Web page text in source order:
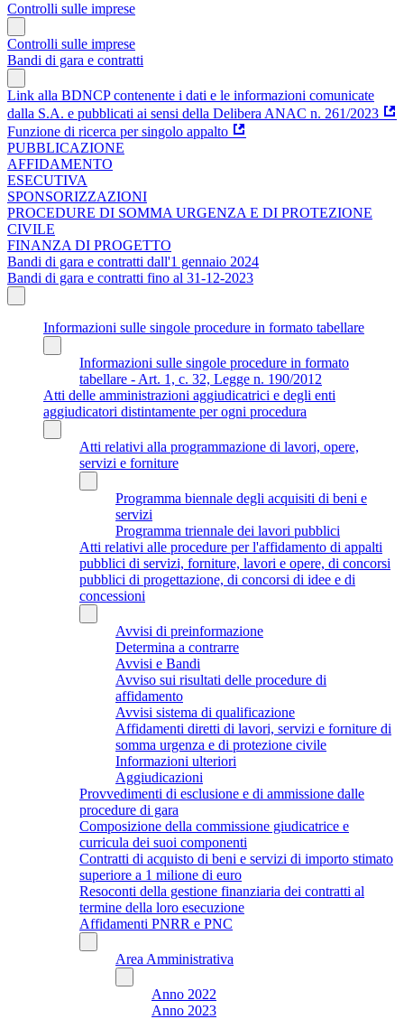
Controlli sulle imprese
Controlli sulle imprese
Bandi di gara e contratti
Link alla BDNCP contenente i dati e le informazioni comunicate
dalla S.A. e pubblicati ai sensi della Delibera ANAC n. 261/2023
Funzione di ricerca per singolo appalto
PUBBLICAZIONE
AFFIDAMENTO
ESECUTIVA
SPONSORIZZAZIONI
PROCEDURE DI SOMMA URGENZA E DI PROTEZIONE
CIVILE
FINANZA DI PROGETTO
Bandi di gara e contratti dall'1 gennaio 2024
Bandi di gara e contratti fino al 31-12-2023
Informazioni sulle singole procedure in formato tabellare
Informazioni sulle singole procedure in formato
tabellare - Art. 1, c. 32, Legge n. 190/2012
Atti delle amministrazioni aggiudicatrici e degli enti
aggiudicatori distintamente per ogni procedura
Atti relativi alla programmazione di lavori, opere,
servizi e forniture
Programma biennale degli acquisiti di beni e
servizi
Programma triennale dei lavori pubblici
Atti relativi alle procedure per l'affidamento di appalti
pubblici di servizi, forniture, lavori e opere, di concorsi
pubblici di progettazione, di concorsi di idee e di
concessioni
Avvisi di preinformazione
Determina a contrarre
Avvisi e Bandi
Avviso sui risultati delle procedure di
affidamento
Avvisi sistema di qualificazione
Affidamenti diretti di lavori, servizi e forniture di
somma urgenza e di protezione civile
Informazioni ulteriori
Aggiudicazioni
Provvedimenti di esclusione e di ammissione dalle
procedure di gara
Composizione della commissione giudicatrice e
curricula dei suoi componenti
Contratti di acquisto di beni e servizi di importo stimato
superiore a 1 milione di euro
Resoconti della gestione finanziaria dei contratti al
termine della loro esecuzione
Affidamenti PNRR e PNC
Area Amministrativa
Anno 2022
Anno 2023